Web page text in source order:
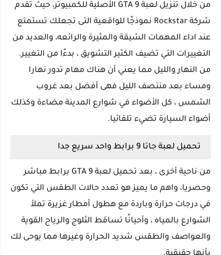
من خلال تنزيل لعبة GTA 9 الأصلية للكمبيوتر، حيث تقدم
شركة Rockstar نموذجًا للواقعية التى تجعلك تستمتع
عند اداء المهمات الشيقة والمثيرة والرائعه، والعديد من
التغييرات التي تضيف الكثير التشويق ، بدءًا من التغيير.
من النهار والليل مما يعني أن هناك مهام تدور نهارا
ومساء بعد منتصف الليل فهى أفضل بعد غروب
الشمس ، كل الأضواء في شوارع المدينة مضاءة وكذلك
أضواء السيارة تضيء تلقائيا.
تحميل لعبة جاتا 9 برابط واحد سريع جدا
من ناحية أخرى ، بعد تحميل لعبة GTA 9 برابط مباشر
وحصريا، واهم ما يميز هو تعدد حالات الطقس التي تكون
في درجات حرارة وباردة مع هطول أمطار غزيرة تملأ
الشوارع بالمياه ، وأحيانًا تساقط الثلوج والرياح القوية
والعواصف والطقس شديد الحرارة وغيرها مما يوحى لك